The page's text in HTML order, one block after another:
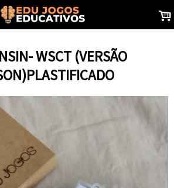
.
WSCT (VERSÃO